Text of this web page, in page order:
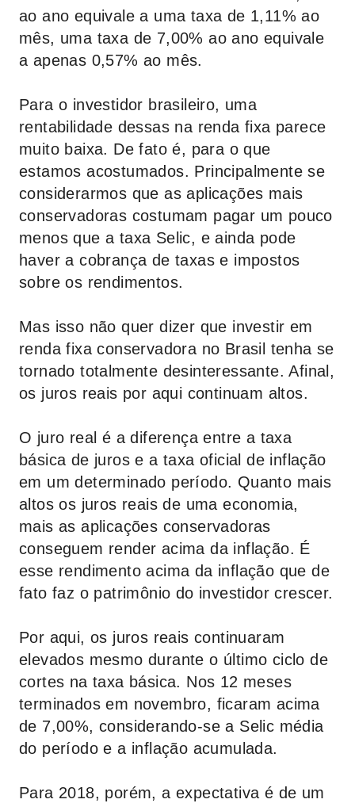
ao ano equivale a uma taxa de 1,11% ao
mês, uma taxa de 7,00% ao ano equivale
a apenas 0,57% ao mês.
Para o investidor brasileiro, uma
rentabilidade dessas na renda fixa parece
muito baixa. De fato é, para o que
estamos acostumados. Principalmente se
considerarmos que as aplicações mais
conservadoras costumam pagar um pouco
menos que a taxa Selic, e ainda pode
haver a cobrança de taxas e impostos
sobre os rendimentos.
Mas isso não quer dizer que investir em
renda fixa conservadora no Brasil tenha se
tornado totalmente desinteressante. Afinal,
os juros reais por aqui continuam altos.
O juro real é a diferença entre a taxa
básica de juros e a taxa oficial de inflação
em um determinado período. Quanto mais
altos os juros reais de uma economia,
mais as aplicações conservadoras
conseguem render acima da inflação. É
esse rendimento acima da inflação que de
fato faz o patrimônio do investidor crescer.
Por aqui, os juros reais continuaram
elevados mesmo durante o último ciclo de
cortes na taxa básica. Nos 12 meses
terminados em novembro, ficaram acima
de 7,00%, considerando-se a Selic média
do período e a inflação acumulada.
Para 2018, porém, a expectativa é de um